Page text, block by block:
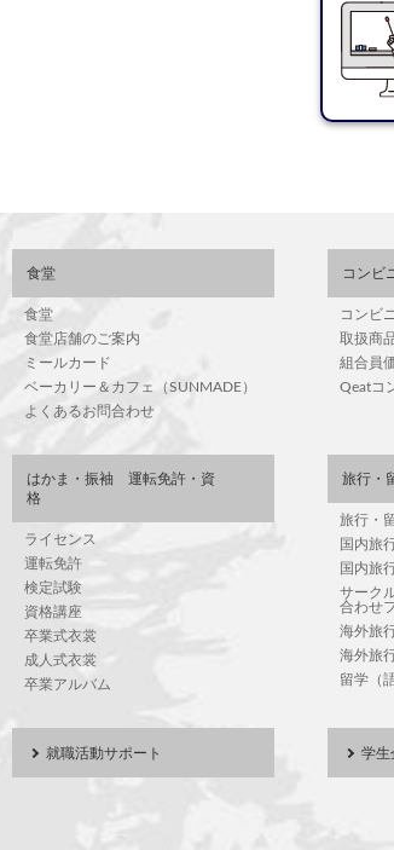
食堂
食堂
食堂店舗のご案内
ミールカード
ベーカリー＆カフェ（SUNMADE）
よくあるお問合わせ
コンビ
コンビ
取扱商
組合員
Qeatコ
はかま・振袖 運転免許・資
格
ライセンス
運転免許
検定試験
資格講座
卒業式衣裳
成人式衣裳
卒業アルバム
旅行・
旅行・
国内旅
国内旅
サーク
合わせ
海外旅
海外旅
留学（
就職活動サポート 学生